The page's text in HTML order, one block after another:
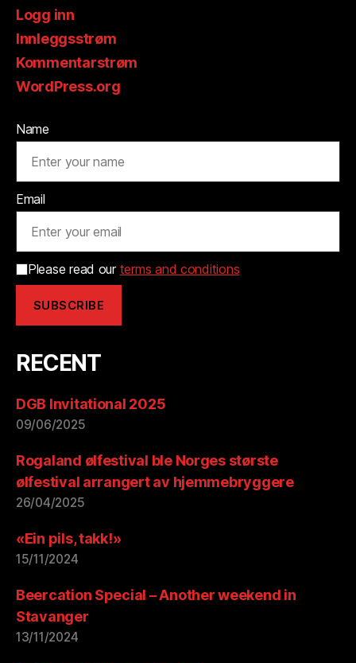
Logg inn
Innleggsstrøm
Kommentarstrøm
WordPress.org
Name
Email
Please read our terms and conditions
RECENT
DGB Invitational 2025
09/06/2025
Rogaland ølfestival ble Norges største
ølfestival arrangert av hjemmebryggere
26/04/2025
«Ein pils, takk!»
15/11/2024
Beercation Special – Another weekend in
Stavanger
13/11/2024